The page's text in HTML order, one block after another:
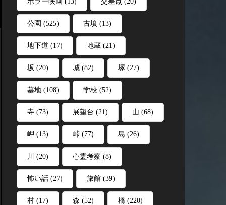
公園 (525) 古墳 (13)
地下道 (17) 地蔵 (21)
坂 (20) 城 (82) 塚 (27)
墓地 (108) 学校 (52)
寺 (73) 展望台 (21) 山 (68)
岬 (13) 峠 (77) 島 (26)
川 (20) 心霊考察 (8)
怖い話 (27) 旅館 (39)
村 (17) 森 (52) 橋 (220)